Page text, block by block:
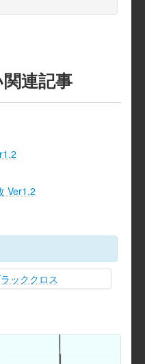
連記事
Ver1.2
ッククロス